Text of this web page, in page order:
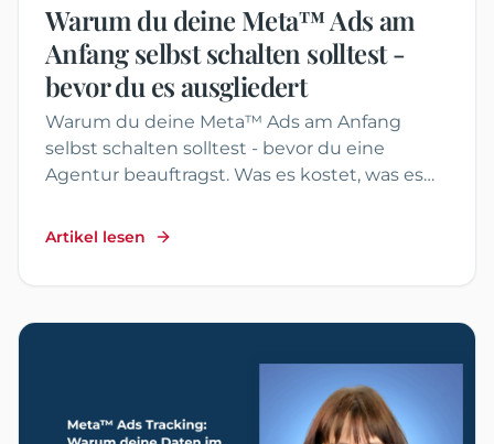
Warum du deine Meta™ Ads am
Anfang selbst schalten solltest -
bevor du es ausgliedert
Warum du deine Meta™ Ads am Anfang
selbst schalten solltest - bevor du eine
Agentur beauftragst. Was es kostet, was es
Artikel lesen